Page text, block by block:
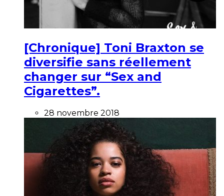
[Chronique] Toni Braxton se
diversifie sans réellement
changer sur “Sex and
Cigarettes”.
28 novembre 2018